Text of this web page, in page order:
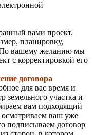
вами проект.
планировку,
вашему желанию мы
с корректировкой его
договора
для вас время и
земельного участка и
вам подходящий
ваш уже
подписываем договор